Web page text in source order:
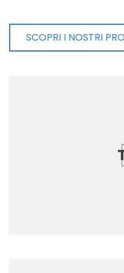
SCOPRI I NOSTRI